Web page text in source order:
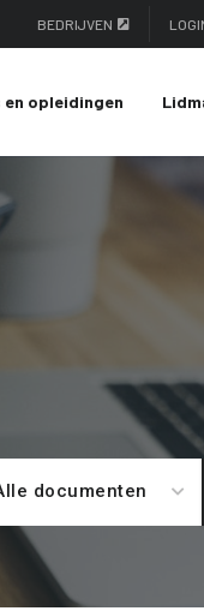
BEDRIJVEN
en opleidingen
documenten